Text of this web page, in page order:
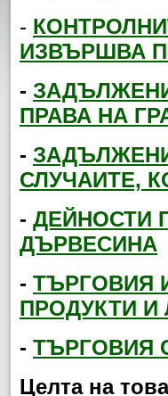
-
ИЗВЪРШВА
-
ПРАВА НА
-
СЛУЧАИТЕ,
- ДЕЙНОСТИ
ДЪРВЕСИНА
- ТЪРГОВИЯ
ПРОДУКТИ И
- ТЪРГОВИЯ
Целта на